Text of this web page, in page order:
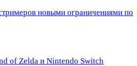
новыми ограничениями по
of Zelda и Nintendo Switch